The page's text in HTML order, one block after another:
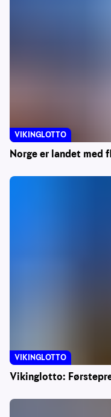
Norge er landet
VIKINGLOTTO
Vikinglotto:
VIKINGLOTTO